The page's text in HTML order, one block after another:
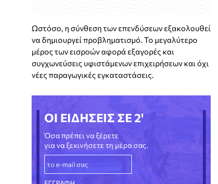
Ωστόσο, η σύνθεση των επενδύσεων εξακολουθεί
να δημιουργεί προβληματισμό. Το μεγαλύτερο
μέρος των εισροών αφορά εξαγορές και
συγχωνεύσεις υφιστάμενων επιχειρήσεων και όχι
νέες παραγωγικές εγκαταστάσεις.
ΟΙ ΕΙΔΗΣΕΙΣ ΣΕ 2'
Όσα πρέπει να ξέρετε
για να ξεκινήσετε τη μέρα σας.